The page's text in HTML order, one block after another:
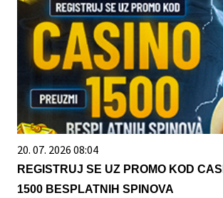
20. 07. 2026 08:04
REGISTRUJ SE UZ PROMO KOD
1500 BESPLATNIH SPINOVA